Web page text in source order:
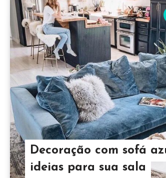
Decoração com sofá
ideias para sua sala